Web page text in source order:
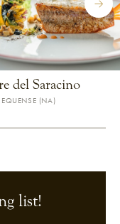
del Saracino
(NA)
list!